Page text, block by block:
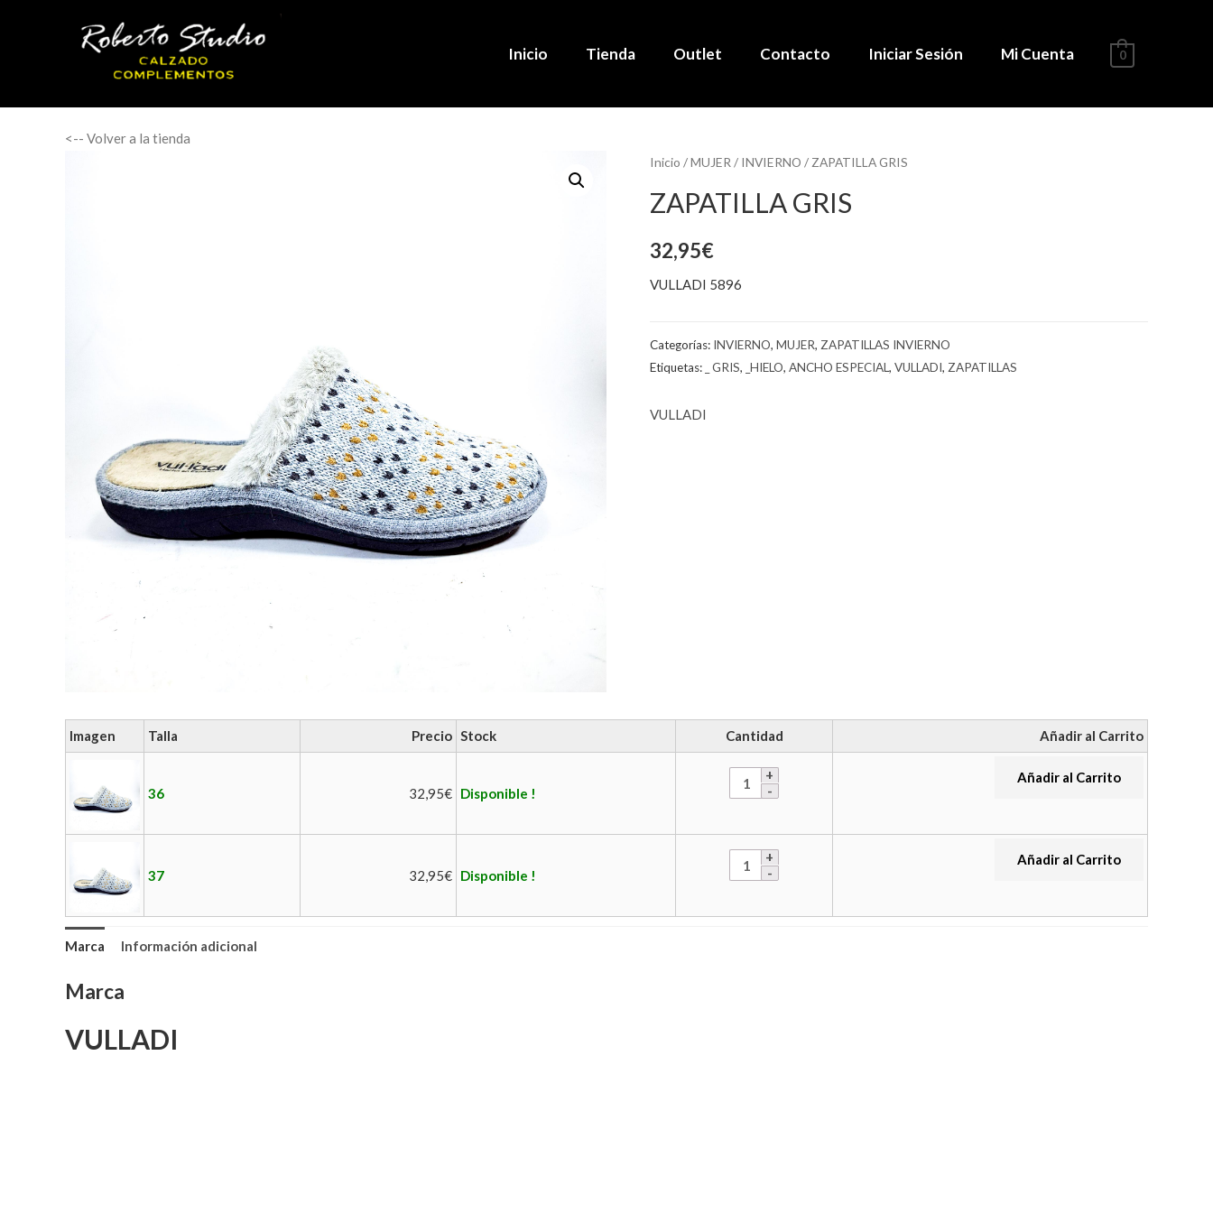
Inicio Tienda Outlet Contacto Iniciar Sesión Mi Cuenta 0
<-- Volver a la tienda
Inicio /MUJER / INVIERNO / ZAPATILLA GRIS
ZAPATILLA GRIS
32,95€
VULLADI 5896
Categorías: INVIERNO, MUJER, ZAPATILLAS INVIERNO
Etiquetas:
_ GRIS, _HIELO, ANCHO ESPECIAL, VULLADI, ZAPATILLAS
VULLADI
Imagen Talla Precio Stock Cantidad Añadir al Carrito
36 32,95€ Disponible !
Añadir al Carrito
37 32,95€ Disponible !
Añadir al Carrito
Marca Información adicional
Marca
VULLADI